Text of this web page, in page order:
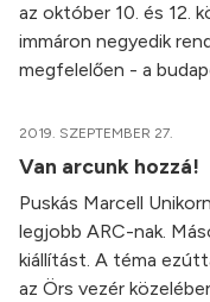
az október 10. és 12.
immáron negyedik
megfelelően - a
2019. SZEPTEMBER 27.
Van arcunk hozzá!
Puskás Marcell
legjobb ARC-nak.
kiállítást. A téma
az Örs vezér